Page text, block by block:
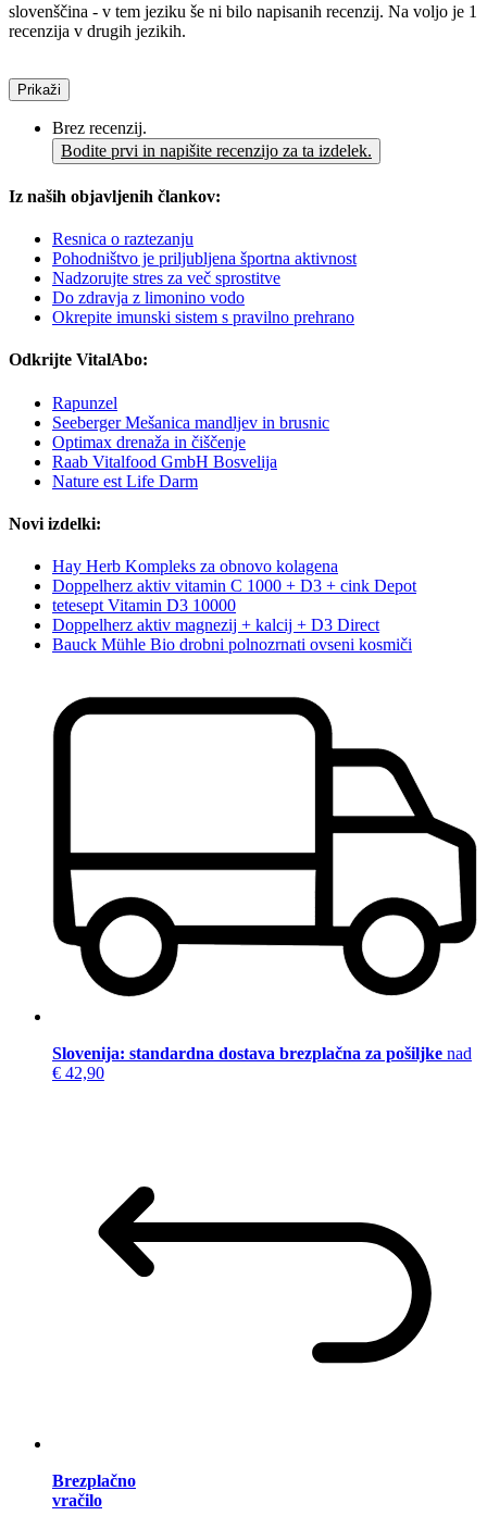
slovenščina - v tem jeziku še ni bilo napisanih recenzij. Na voljo je 1
recenzija v drugih jezikih.
Prikaži
Brez recenzij.
Bodite prvi in napišite recenzijo za ta izdelek.
Iz naših objavljenih člankov:
Resnica o raztezanju
Pohodništvo je priljubljena športna aktivnost
Nadzorujte stres za več sprostitve
Do zdravja z limonino vodo
Okrepite imunski sistem s pravilno prehrano
Odkrijte VitalAbo:
Rapunzel
Seeberger Mešanica mandljev in brusnic
Optimax drenaža in čiščenje
Raab Vitalfood GmbH Bosvelija
Nature est Life Darm
Novi izdelki:
Hay Herb Kompleks za obnovo kolagena
Doppelherz aktiv vitamin C 1000 + D3 + cink Depot
tetesept Vitamin D3 10000
Doppelherz aktiv magnezij + kalcij + D3 Direct
Bauck Mühle Bio drobni polnozrnati ovseni kosmiči
Slovenija: standardna dostava brezplačna za pošiljke nad
€ 42,90
Brezplačno
vračilo